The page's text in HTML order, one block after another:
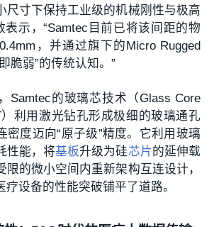
尺寸下保持工业级的机械刚性与极高
表示，“Samtec目前已将该间距的物
，并通过旗下的Micro Rugged
脆弱”的传统认知。”
Samtec的玻璃芯技术（Glass Core
）利用激光钻孔形成极细的玻璃通孔
密度迈向“原子级”精度。它利用玻璃
性能，将基板升级为硅芯片 的延伸载
限的微小空间内重新架构互连设计，
疗设备的性能突破铺平了道路。